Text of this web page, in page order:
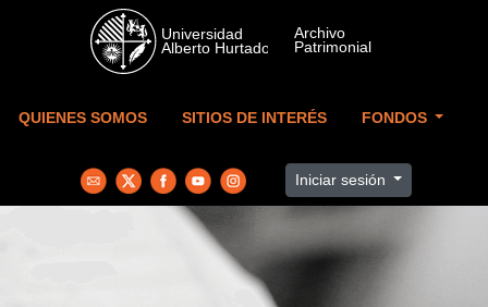
Skip to main content
QUIENES SOMOS SITIOS DE INTERÉS FONDOS
Iniciar sesión